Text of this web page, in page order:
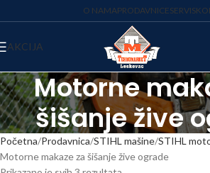
O NAMAPRODAVNICESERVIS
AKCIJA
Motorne
šišanje žive
Početna Prodavnica STIHL mašine STIHL
Motorne makaze za šišanje žive ograde